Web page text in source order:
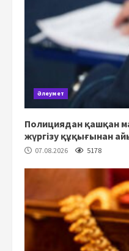
Әлеумет
Полициядан қашқан
жүргізу құқығынан
07.08.2026 5178